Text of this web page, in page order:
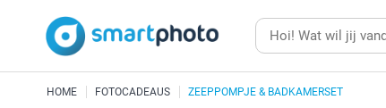
HOME FOTOCADEAUS ZEEPPOMPJE & BADKAMERSET